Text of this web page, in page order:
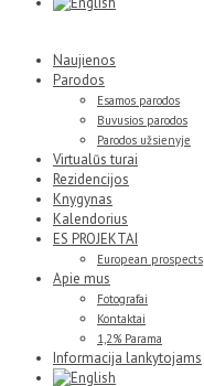
Naujienos
Parodos
Esamos parodos
Buvusios parodos
Parodos užsienyje
Virtualūs turai
Rezidencijos
Knygynas
Kalendorius
ES PROJEKTAI
European prospects
Apie mus
Fotografai
Kontaktai
1,2% Parama
Informacija lankytojams